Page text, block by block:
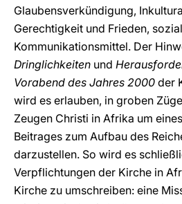
Glaubensverkündigung,
Gerechtigkeit und Frieden,
Kommunikationsmittel. Der
Dringlichkeiten und
Vorabend des Jahres 2000 der
wird es erlauben, in groben
Zeugen Christi in Afrika um
Beitrages zum Aufbau des
darzustellen. So wird es
Verpflichtungen der Kirche in
Kirche zu umschreiben: eine